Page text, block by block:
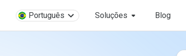
Português Soluções Blog